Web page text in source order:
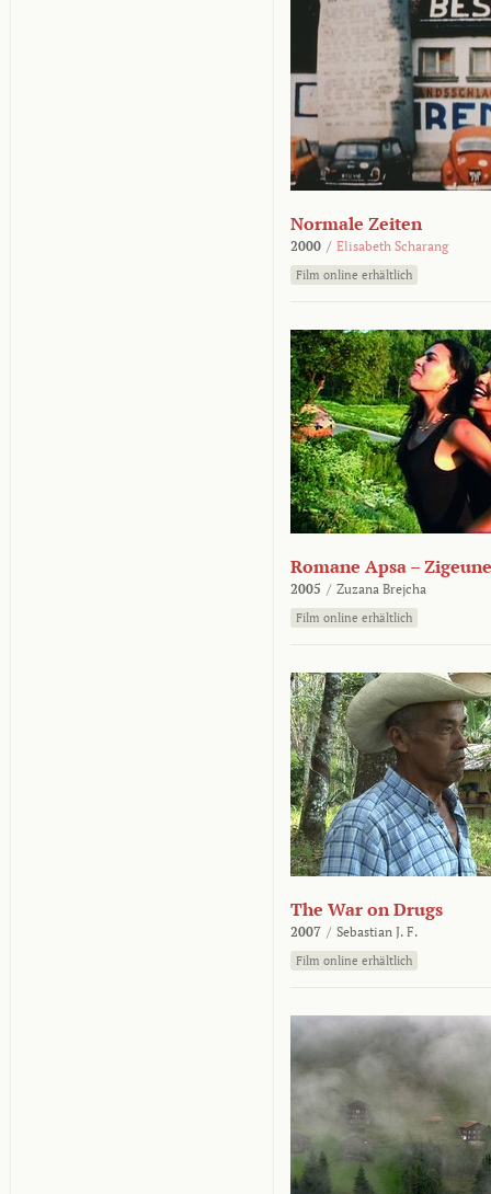
Normale Zeiten
2000 / Elisabeth Scharang
Film online erhältlich
Romane Apsa –
2005 / Zuzana Brejcha
Film online erhältlich
The War on Drugs
2007 / Sebastian J. F.
Film online erhältlich